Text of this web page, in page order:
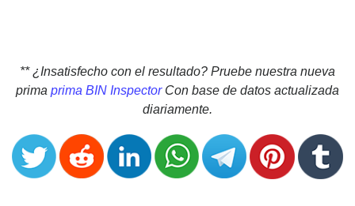
Validator
Credit
Generator
Random
Credit
** ¿Insatisfecho con el resultado? Pruebe nuestra nueva
prima prima BIN InspectorCon base de datos actualizada
diariamente.